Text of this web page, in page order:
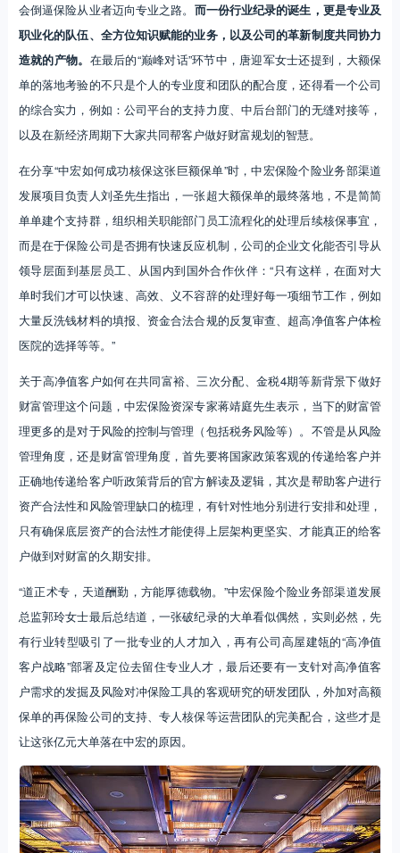
会倒逼保险从业者迈向专业之路。 而一份行业纪录的诞生，更是专业及
职业化的队伍、全方位知识赋能的业务，以及公司的革新制度共同协力
造就的产物。 在最后的“巅峰对话”环节中，唐迎军女士还提到，大额保
单的落地考验的不只是个人的专业度和团队的配合度，还得看一个公司
的综合实力，例如：公司平台的支持力度、中后台部门的无缝对接等，
以及在新经济周期下大家共同帮客户做好财富规划的智慧。
在分享“中宏如何成功核保这张巨额保单”时，中宏保险个险业务部渠道
发展项目负责人刘圣先生指出，一张超大额保单的最终落地，不是简简
单单建个支持群，组织相关职能部门员工流程化的处理后续核保事宜，
而是在于保险公司是否拥有快速反应机制，公司的企业文化能否引导从
领导层面到基层员工、从国内到国外合作伙伴：“只有这样，在面对大
单时我们才可以快速、高效、义不容辞的处理好每一项细节工作，例如
大量反洗钱材料的填报、资金合法合规的反复审查、超高净值客户体检
医院的选择等等。”
关于高净值客户如何在共同富裕、三次分配、金税4期等新背景下做好
财富管理这个问题，中宏保险资深专家蒋靖庭先生表示，当下的财富管
理更多的是对于风险的控制与管理（包括税务风险等）。不管是从风险
管理角度，还是财富管理角度，首先要将国家政策客观的传递给客户并
正确地传递给客户听政策背后的官方解读及逻辑，其次是帮助客户进行
资产合法性和风险管理缺口的梳理，有针对性地分别进行安排和处理，
只有确保底层资产的合法性才能使得上层架构更坚实、才能真正的给客
户做到对财富的久期安排。
“道正术专，天道酬勤，方能厚德载物。”中宏保险个险业务部渠道发展
总监郭玲女士最后总结道，一张破纪录的大单看似偶然，实则必然，先
有行业转型吸引了一批专业的人才加入，再有公司高屋建瓴的“高净值
客户战略”部署及定位去留住专业人才，最后还要有一支针对高净值客
户需求的发掘及风险对冲保险工具的客观研究的研发团队，外加对高额
保单的再保险公司的支持、专人核保等运营团队的完美配合，这些才是
让这张亿元大单落在中宏的原因。